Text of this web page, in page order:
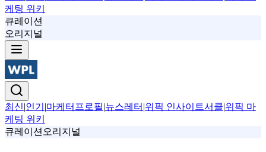
케팅 위키
큐레이션
오리지널
최신|인기 |마케터프로필|뉴스레터 |위픽 인사이트서클|위픽 마
케팅 위키
큐레이션 오리지널